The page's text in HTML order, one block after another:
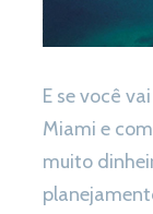
E se você
Miami e
muito